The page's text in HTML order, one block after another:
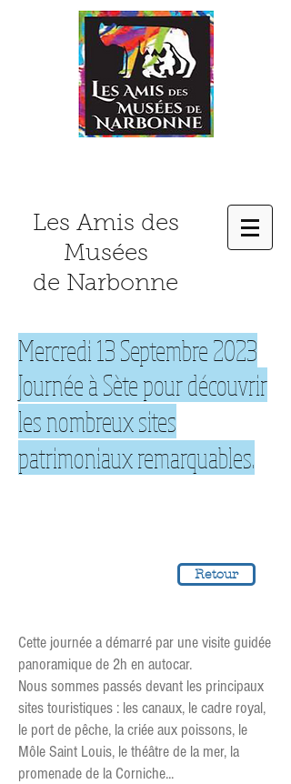
Les Amis des
Musées
de Narbonne
Mercredi 13 Septembre 2023
Journée à Sète pour découvrir
les nombreux sites
patrimoniaux remarquables.
Retour
Cette journée a démarré par une visite guidée
panoramique de 2h en autocar.
Nous sommes passés devant les principaux
sites touristiques : les canaux, le cadre royal,
le port de pêche, la criée aux poissons, le
Môle Saint Louis, le théâtre de la mer, la
promenade de la Corniche...